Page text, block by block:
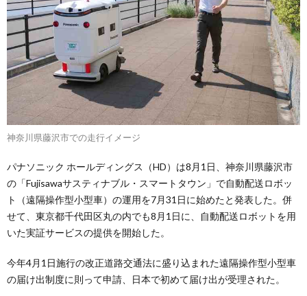
神奈川県藤沢市での走行イメージ
パナソニック ホールディングス（HD）は8月1日、神奈川県藤沢市
の「Fujisawaサスティナブル・スマートタウン」で自動配送ロボッ
ト（遠隔操作型小型車）の運用を7月31日に始めたと発表した。併
せて、東京都千代田区丸の内でも8月1日に、自動配送ロボットを用
いた実証サービスの提供を開始した。
今年4月1日施行の改正道路交通法に盛り込まれた遠隔操作型小型車
の届け出制度に則って申請、日本で初めて届け出が受理された。